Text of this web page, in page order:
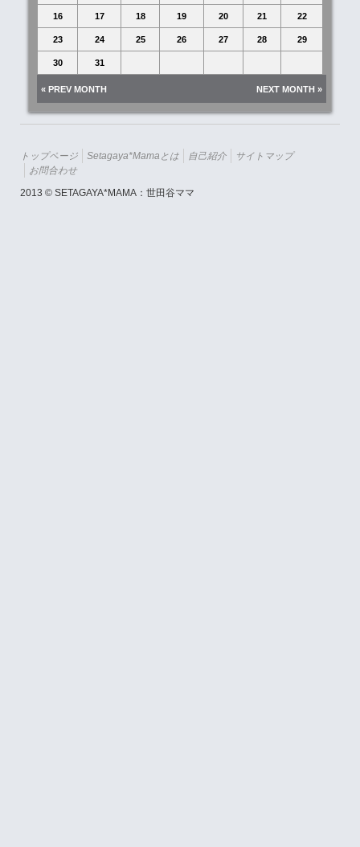
16 17 18 19 20 21 22
23 24 25 26 27 28 29
30 31
« PREV MONTH NEXT MONTH »
トップページ Setagaya*mamaとは 自己紹介
サイトマップ
お問合わせ
2013 © SETAGAYA*MAMA：世田谷ママ